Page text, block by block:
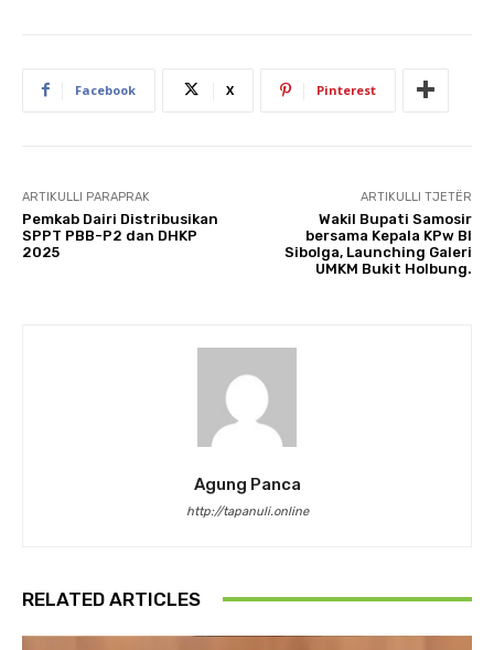
Facebook X Pinterest
ARTIKULLI PARAPRAK
Pemkab Dairi Distribusikan
SPPT PBB-P2 dan DHKP
2025
ARTIKULLI TJETËR
Wakil Bupati Samosir
bersama Kepala KPw BI
Sibolga, Launching Galeri
UMKM Bukit Holbung.
Agung Panca
http://tapanuli.online
RELATED ARTICLES